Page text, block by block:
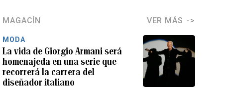
MAGACÍN VER MÁS
MODA
La vida de Giorgio Armani será
homenajeda en una serie que
recorrerá la carrera del
diseñador italiano